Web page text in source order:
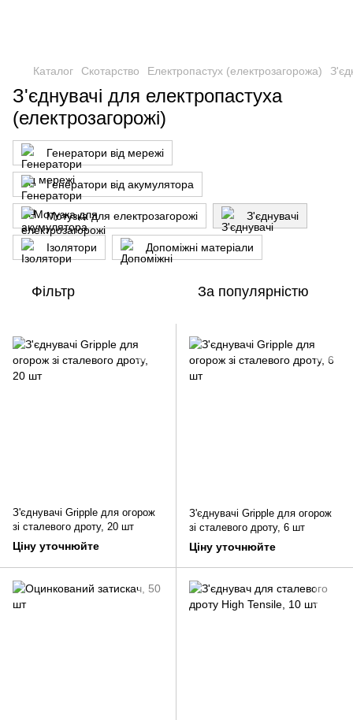
Каталог Скотарство Електропастух (електрозагорожа)
З'єднувачі для електропастуха
(електрозагорожі)
Генератори від мережі
Генератори від акумулятора
Мотузка для електрозагорожі З'єднувачі
Ізолятори Допоміжні матеріали
Фільтр За популярністю
З'єднувачі Gripple для огорож
зі сталевого дроту, 20 шт
Ціну уточнюйте
З'єднувачі Gripple для огорож
зі сталевого дроту, 6 шт
Ціну уточнюйте